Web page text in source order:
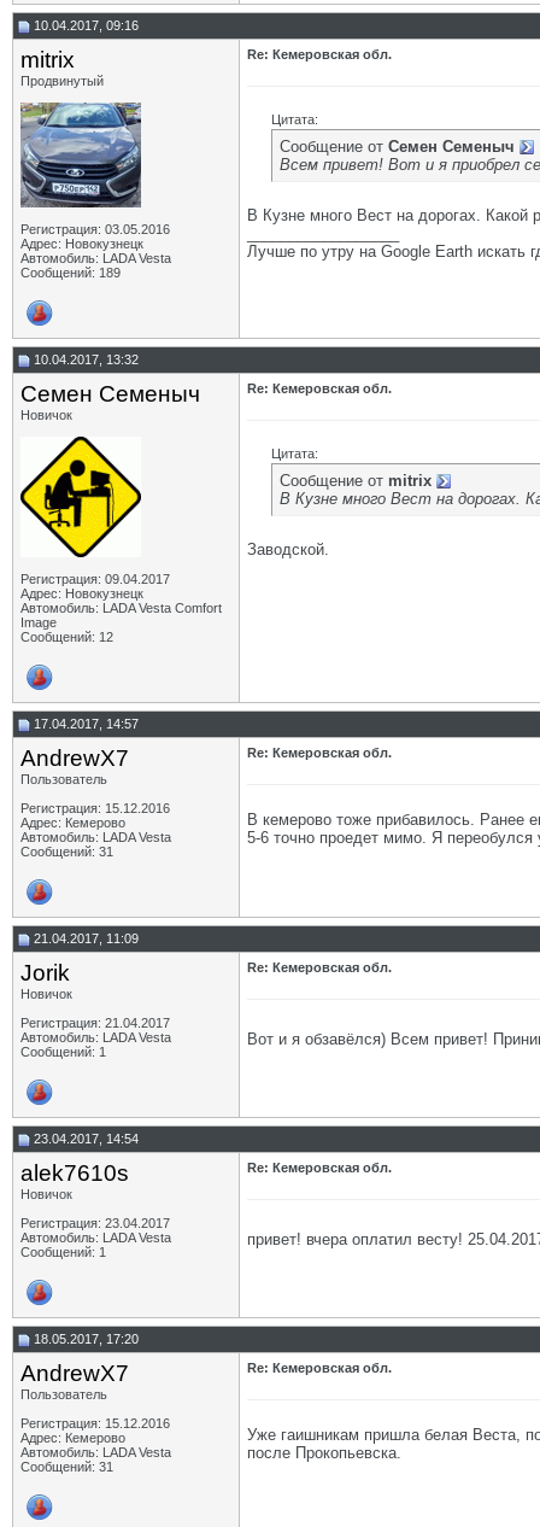
10.04.2017, 09:16
mitrix
Продвинутый
Регистрация: 03.05.2016
Адрес: Новокузнецк
Автомобиль: LADA Vesta
Сообщений: 189
Re: Кемеровская обл.
Цитата:
Сообщение от Семен Семеныч
Всем привет! Вот и я приобрел
В Кузне много Вест на дорогах. Какой
Лучше по утру на Google Earth искать
10.04.2017, 13:32
Семен Семеныч
Новичок
Регистрация: 09.04.2017
Адрес: Новокузнецк
Автомобиль: LADA Vesta Comfort
Image
Сообщений: 12
Re: Кемеровская обл.
Цитата:
Сообщение от mitrix
В Кузне много Вест на дорогах.
Заводской.
17.04.2017, 14:57
AndrewX7
Пользователь
Регистрация: 15.12.2016
Адрес: Кемерово
Автомобиль: LADA Vesta
Сообщений: 31
Re: Кемеровская обл.
В кемерово тоже прибавилось. Ранее
5-6 точно проедет мимо. Я
21.04.2017, 11:09
Jorik
Новичок
Регистрация: 21.04.2017
Автомобиль: LADA Vesta
Сообщений: 1
Re: Кемеровская обл.
Вот и я обзавёлся) Всем привет!
23.04.2017, 14:54
alek7610s
Новичок
Регистрация: 23.04.2017
Автомобиль: LADA Vesta
Сообщений: 1
Re: Кемеровская обл.
привет! вчера оплатил весту!
18.05.2017, 17:20
AndrewX7
Пользователь
Регистрация: 15.12.2016
Адрес: Кемерово
Автомобиль: LADA Vesta
Сообщений: 31
Re: Кемеровская обл.
Уже гаишникам пришла белая Веста,
после Прокопьевска.